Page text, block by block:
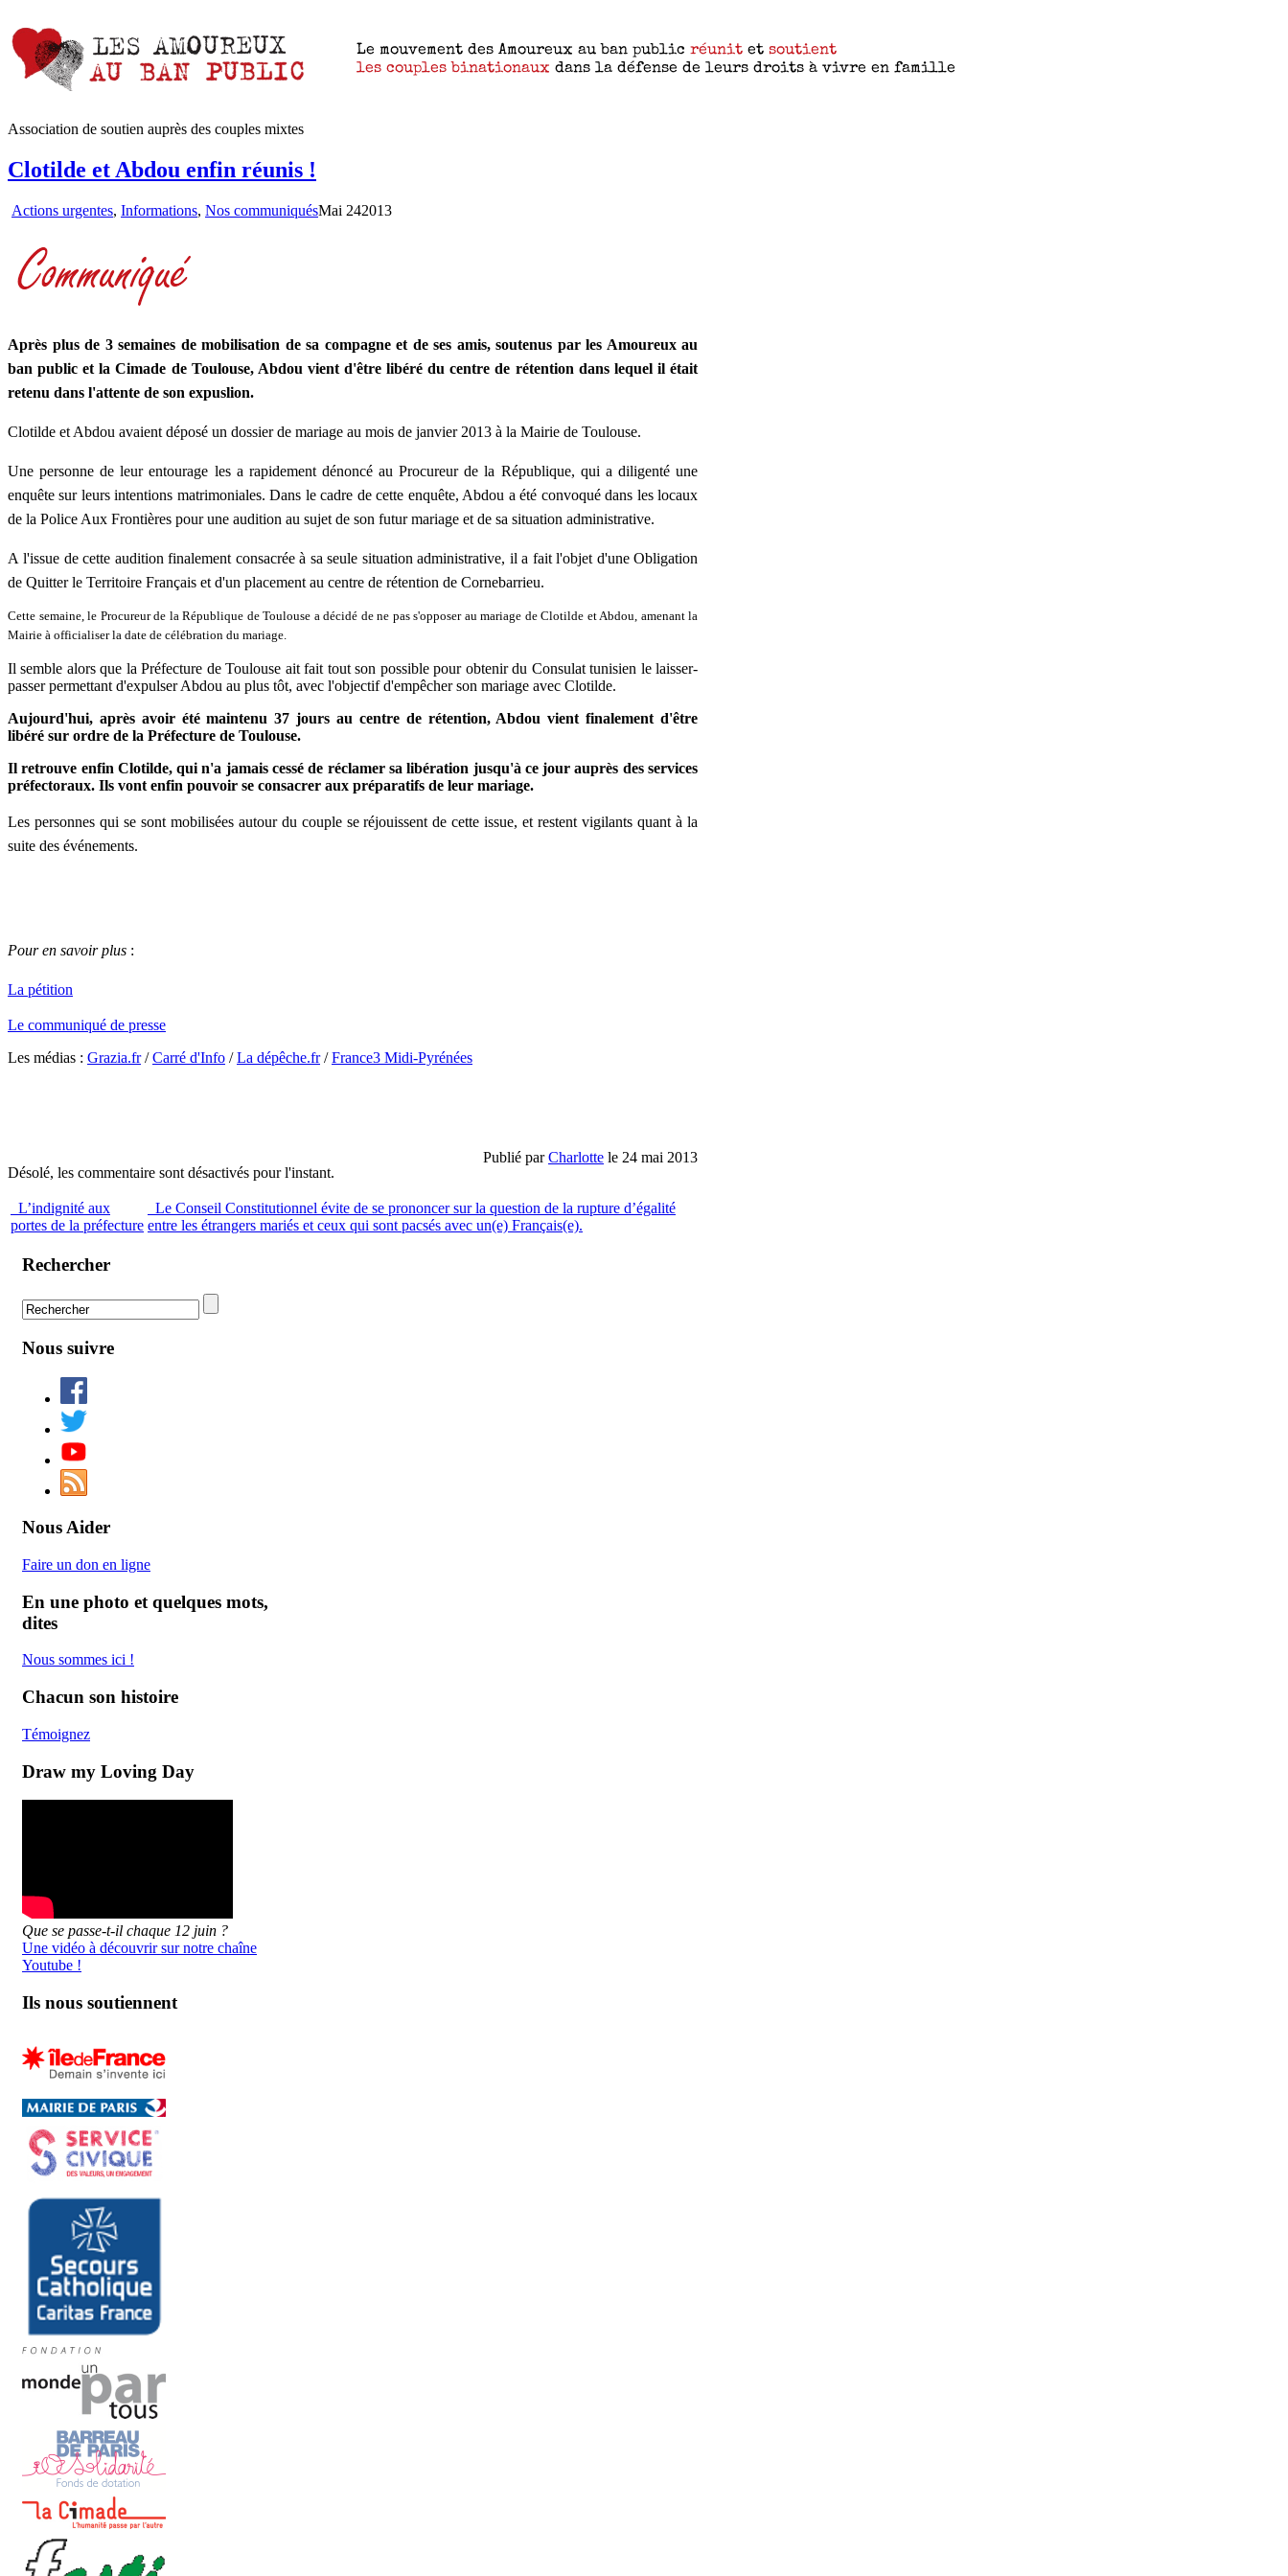
Association de soutien auprès des couples mixtes
Clotilde et Abdou enfin réunis !
Actions urgentes, Informations, Nos communiquésMai 242013
Après plus de 3 semaines de mobilisation de sa compagne et de ses amis, soutenus par les Amoureux au
ban public et la Cimade de Toulouse, Abdou vient d'être libéré du centre de rétention dans lequel il était
retenu dans l'attente de son expuslion.
Clotilde et Abdou avaient déposé un dossier de mariage au mois de janvier 2013 à la Mairie de Toulouse.
Une personne de leur entourage les a rapidement dénoncé au Procureur de la République, qui a diligenté une
enquête sur leurs intentions matrimoniales. Dans le cadre de cette enquête, Abdou a été convoqué dans les locaux
de la Police Aux Frontières pour une audition au sujet de son futur mariage et de sa situation administrative.
A l'issue de cette audition finalement consacrée à sa seule situation administrative, il a fait l'objet d'une Obligation
de Quitter le Territoire Français et d'un placement au centre de rétention de Cornebarrieu.
Cette semaine, le Procureur de la République de Toulouse a décidé de ne pas s'opposer au mariage de Clotilde et Abdou, amenantla
Mairie à officialiser la date de célébration du mariage.
Il semble alors que la Préfecture de Toulouse ait fait tout son possible pour obtenir du Consulat tunisien le laisser-
passer permettant d'expulser Abdou au plus tôt, avec l'objectif d'empêcher son mariage avec Clotilde.
Aujourd'hui, après avoir été maintenu 37 jours au centre de rétention, Abdou vient finalement d'être
libéré sur ordre de la Préfecture de Toulouse.
Il retrouve enfin Clotilde, qui n'a jamais cessé de réclamer sa libération jusqu'à ce jour auprès des services
préfectoraux. Ils vont enfin pouvoir se consacrer aux préparatifs de leur mariage.
Les personnes qui se sont mobilisées autour du couple se réjouissent de cette issue, et restent vigilants quant à la
suite des événements.
Pour en savoir plus :
La pétition
Le communiqué de presse
Les médias : Grazia.fr/Carré d'Info /La dépêche.fr/France3 Midi-Pyrénées
Publié parCharlotte le 24 mai 2013
Désolé, les commentaire sont désactivés pour l'instant.
L’indignité aux
portes de la préfecture
Le Conseil Constitutionnel évite de se prononcer sur la question de la rupture d’égalité
entre les étrangers mariés et ceux qui sont pacsés avec un(e) Français(e).
Rechercher
Nous suivre
Nous Aider
Faire un don en ligne
En une photo et quelques mots,
dites
Nous sommes ici !
Chacun son histoire
Témoignez
Draw my Loving Day
Que se passe-t-il chaque 12 juin ?
Une vidéo à découvrir sur notre chaîne
Youtube !
Ils nous soutiennent